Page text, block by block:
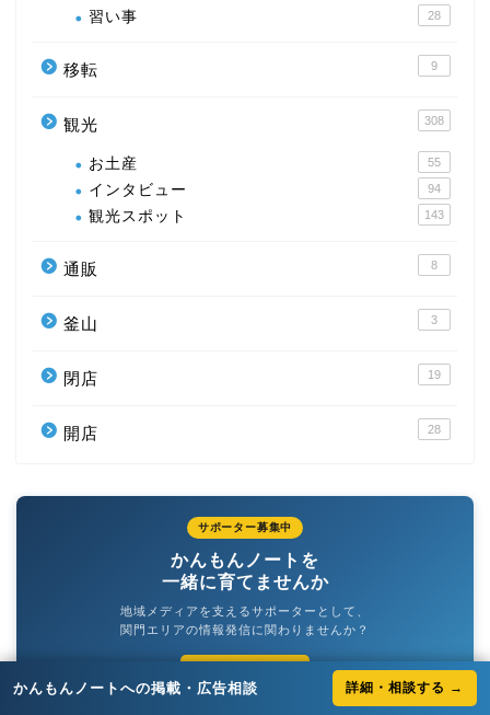
習い事 28
移転 9
観光 308
お土産 55
インタビュー 94
観光スポット 143
通販 8
釜山 3
閉店 19
開店 28
サポーター募集中
かんもんノートを
一緒に育てませんか
地域メディアを支えるサポーターとして、
関門エリアの情報発信に関わりませんか？
かんもんノートへの掲載・広告相談 詳細・相談する →